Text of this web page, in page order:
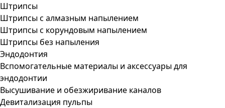
Штрипсы
Штрипсы c алмазным напылением
Штрипсы c корундовым напылением
Штрипсы без напыления
Эндодонтия
Вспомогательные материалы и аксессуары для
эндодонтии
Высушивание и обезжиривание каналов
Девитализация пульпы